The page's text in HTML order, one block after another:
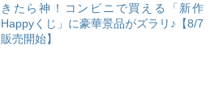
きたら神！コンビニで買える「新作
Happyくじ」に豪華景品がズラリ♪【8/7
販売開始】